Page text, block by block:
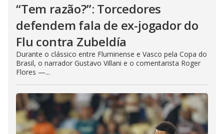
“Tem razão?”: Torcedores
defendem fala de ex-jogador do
Flu contra Zubeldía
Durante o clássico entre Fluminense e Vasco pela Copa do
Brasil, o narrador Gustavo Villani e o comentarista Roger
Flores —...